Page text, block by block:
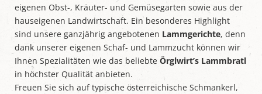
eigenen Obst-, Kräuter- und Gemüsegarten sowie aus der
hauseigenen Landwirtschaft. Ein besonderes Highlight
sind unsere ganzjährig angebotenen Lammgerichte, denn
dank unserer eigenen Schaf- und Lammzucht können wir
Ihnen Spezialitäten wie das beliebte Örglwirt’s Lammbratl
in höchster Qualität anbieten.
Freuen Sie sich auf typische österreichische Schmankerl,